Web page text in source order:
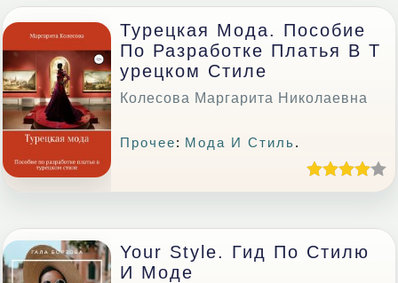
Турецкая Мода. Пособие
По Разработке Платья В Т
Урецком Стиле
Колесова Маргарита Николаевна
Прочее: Мода И Стиль.
Your Style. Гид По Стилю
И Моде